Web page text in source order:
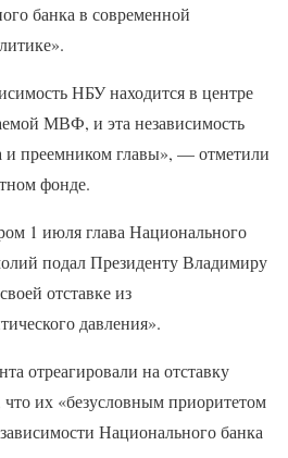
банка в современной
НБУ находится в центре
МВФ, и эта независимость
и преемником главы», — отметили
фонде.
1 июля глава Национального
подал Президенту Владимиру
отставке из
давления».
отреагировали на отставку
их «безусловным приоритетом
Национального банка